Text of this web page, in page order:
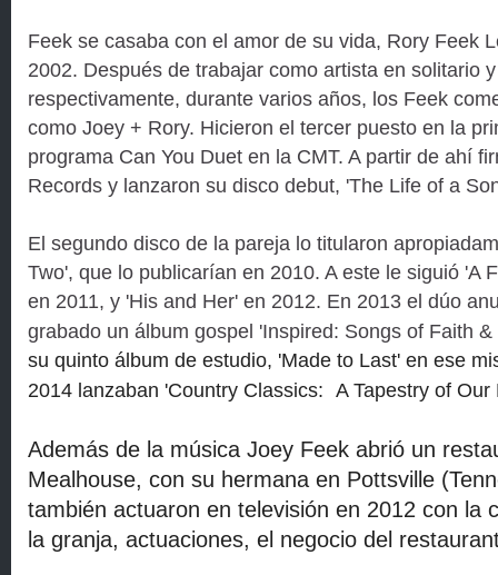
Feek se casaba con el amor de su vida, Rory Feek
2002. Después de trabajar como artista en solitario
respectivamente, durante varios años, los Feek
como Joey + Rory. Hicieron el tercer puesto en la
programa Can You Duet en la CMT. A partir de ahí
Records y lanzaron su disco debut, 'The Life of a
El segundo disco de la pareja lo titularon
Two', que lo publicarían en 2010. A este le siguió 'A
en 2011, y 'His and Her' en 2012. En 2013 el dúo
grabado un álbum gospel 'Inspired: Songs of Faith &
su quinto álbum de estudio, 'Made to Last' en ese
2014 lanzaban 'Country Classics: A Tapestry of
Además de la música Joey Feek abrió un
Mealhouse, con su hermana en Pottsville
también actuaron en televisión en 2012 con la
la granja, actuaciones, el negocio del